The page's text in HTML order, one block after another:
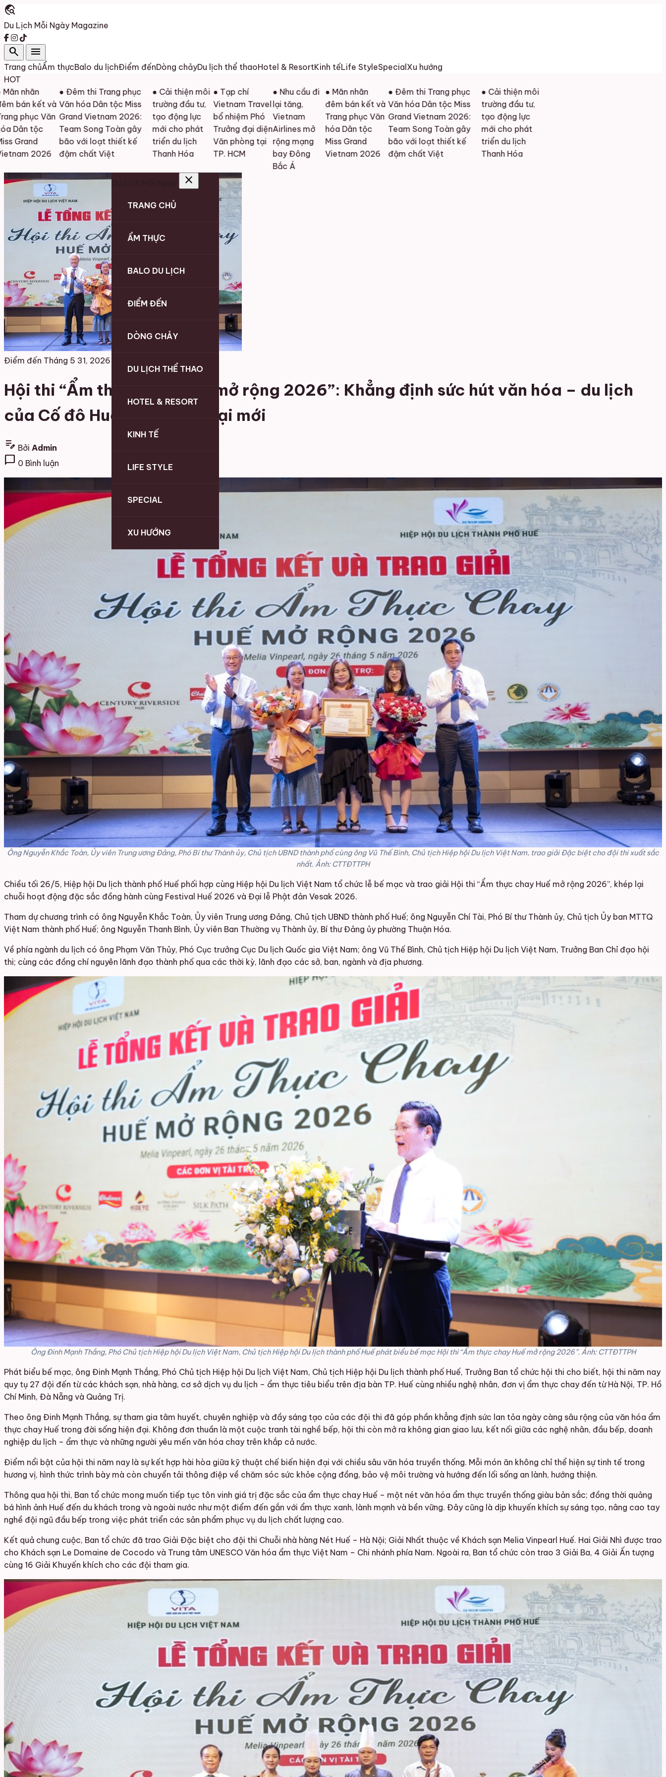
travel_explore
Du Lịch Mỗi Ngày Magazine
search menu
Trang chủẨm thựcBalo du lịchĐiểm đếnDòng chảyDu lịch thể thaoHotel & ResortKinh tếLife StyleSpecial Xu hướng
HOT
kết và
Văn
tộc
2026
● Đêm thi Trang phục
Văn hóa Dân tộc Miss
Grand Vietnam 2026:
Team Song Toàn gây
bão với loạt thiết kế
đậm chất Việt
● Cải thiện môi
trường đầu tư,
tạo động lực
mới cho phát
triển du lịch
Thanh Hóa
● Tạp chí
Vietnam Travel
bổ nhiệm Phó
Trưởng đại diện
Văn phòng tại
TP. HCM
● Nhu cầu đi
lại tăng,
Vietnam
Airlines mở
rộng mạng
bay Đông
● Mãn nhãn
đêm bán kết và
Trang phục Văn
hóa Dân tộc
Miss Grand
Vietnam 2026
● Đêm thi Trang phục
Văn hóa Dân tộc Miss
Grand Vietnam 2026:
Team Song Toàn gây
bão với loạt thiết kế
đậm chất Việt
● Cải thiện môi
trường đầu tư,
tạo động lực
mới cho phát
triển du lịch
Thanh Hóa
close
TRANG CHỦ
ẨM THỰC
BALO DU LỊCH
ĐIỂM ĐẾN
DÒNG CHẢY
DU LỊCH THỂ THAO
HOTEL & RESORT
KINH TẾ
LIFE STYLE
SPECIAL
XU HƯỚNG
Điểm đến Tháng 5 31, 2026
Hội thi “Ẩm thực chay Huế mở rộng 2026”: Khẳng định sức hút văn hóa – du lịch
của Cố đô Huế trong thời đại mới
edit_note Bởi Admin
chat_bubble 0 Bình luận
Ông Nguyễn Khắc Toàn, Ủy viên Trung ương Đảng, Phó Bí thư Thành ủy, Chủ tịch UBND thành phố cùng ông Vũ Thế Bình, Chủ tịch Hiệp hội Du lịch Việt Nam, trao giải Đặc biệt cho đội thi xuất sắc
nhất. Ảnh: CTTĐTTPH
Chiều tối 26/5, Hiệp hội Du lịch thành phố Huế phối hợp cùng Hiệp hội Du lịch Việt Nam tổ chức lễ bế mạc và trao giải Hội thi “Ẩm thực chay Huế mở rộng 2026”, khép lại
chuỗi hoạt động đặc sắc đồng hành cùng Festival Huế 2026 và Đại lễ Phật đản Vesak 2026.
Tham dự chương trình có ông Nguyễn Khắc Toàn, Ủy viên Trung ương Đảng, Chủ tịch UBND thành phố Huế; ông Nguyễn Chí Tài, Phó Bí thư Thành ủy, Chủ tịch Ủy ban MTTQ
Việt Nam thành phố Huế; ông Nguyễn Thanh Bình, Ủy viên Ban Thường vụ Thành ủy, Bí thư Đảng ủy phường Thuận Hóa.
Về phía ngành du lịch có ông Phạm Văn Thủy, Phó Cục trưởng Cục Du lịch Quốc gia Việt Nam; ông Vũ Thế Bình, Chủ tịch Hiệp hội Du lịch Việt Nam, Trưởng Ban Chỉ đạo hội
thi; cùng các đồng chí nguyên lãnh đạo thành phố qua các thời kỳ, lãnh đạo các sở, ban, ngành và địa phương.
Ông Đinh Mạnh Thắng, Phó Chủ tịch Hiệp hội Du lịch Việt Nam, Chủ tịch Hiệp hội Du lịch thành phố Huế phát biểu bế mạc Hội thi “Ẩm thực chay Huế mở rộng 2026”. Ảnh: CTTĐTTPH
Phát biểu bế mạc, ông Đinh Mạnh Thắng, Phó Chủ tịch Hiệp hội Du lịch Việt Nam, Chủ tịch Hiệp hội Du lịch thành phố Huế, Trưởng Ban tổ chức hội thi cho biết, hội thi năm nay
quy tụ 27 đội đến từ các khách sạn, nhà hàng, cơ sở dịch vụ du lịch – ẩm thực tiêu biểu trên địa bàn TP. Huế cùng nhiều nghệ nhân, đơn vị ẩm thực chay đến từ Hà Nội, TP. Hồ
Chí Minh, Đà Nẵng và Quảng Trị.
Theo ông Đinh Mạnh Thắng, sự tham gia tâm huyết, chuyên nghiệp và đầy sáng tạo của các đội thi đã góp phần khẳng định sức lan tỏa ngày càng sâu rộng của văn hóa ẩm
thực chay Huế trong đời sống hiện đại. Không đơn thuần là một cuộc tranh tài nghề bếp, hội thi còn mở ra không gian giao lưu, kết nối giữa các nghệ nhân, đầu bếp, doanh
nghiệp du lịch – ẩm thực và những người yêu mến văn hóa chay trên khắp cả nước.
Điểm nổi bật của hội thi năm nay là sự kết hợp hài hòa giữa kỹ thuật chế biến hiện đại với chiều sâu văn hóa truyền thống. Mỗi món ăn không chỉ thể hiện sự tinh tế trong
hương vị, hình thức trình bày mà còn chuyển tải thông điệp về chăm sóc sức khỏe cộng đồng, bảo vệ môi trường và hướng đến lối sống an lành, hướng thiện.
Thông qua hội thi, Ban tổ chức mong muốn tiếp tục tôn vinh giá trị đặc sắc của ẩm thực chay Huế – một nét văn hóa ẩm thực truyền thống giàu bản sắc; đồng thời quảng
bá hình ảnh Huế đến du khách trong và ngoài nước như một điểm đến gắn với ẩm thực xanh, lành mạnh và bền vững. Đây cũng là dịp khuyến khích sự sáng tạo, nâng cao tay
nghề đội ngũ đầu bếp trong việc phát triển các sản phẩm phục vụ du lịch chất lượng cao.
Kết quả chung cuộc, Ban tổ chức đã trao Giải Đặc biệt cho đội thi Chuỗi nhà hàng Nét Huế – Hà Nội; Giải Nhất thuộc về Khách sạn Melia Vinpearl Huế. Hai Giải Nhì được trao
cho Khách sạn Le Domaine de Cocodo và Trung tâm UNESCO Văn hóa ẩm thực Việt Nam – Chi nhánh phía Nam. Ngoài ra, Ban tổ chức còn trao 3 Giải Ba, 4 Giải Ấn tượng
cùng 16 Giải Khuyến khích cho các đội tham gia.